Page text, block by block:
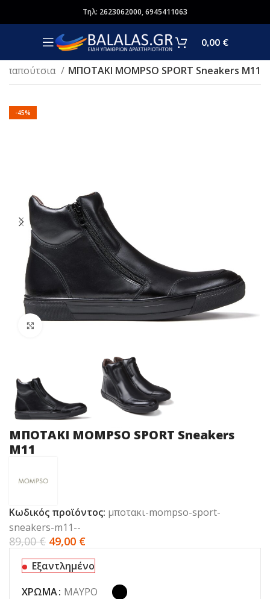
Τηλ: 2623062000,6945411063
0,00 €
παπούτσια ΜΠΟΤΑΚΙ MOMPSO SPORT Sneakers M11
-45%
ΜΠΟΤΑΚΙ MOMPSO SPORT Sneakers
M11
Κωδικός προϊόντος: μποτακι-mompso-sport-
sneakers-m11--
89,00€ 49,00 €
Εξαντλημένο
ΧΡΏΜΑ ΜΑΎΡΟ